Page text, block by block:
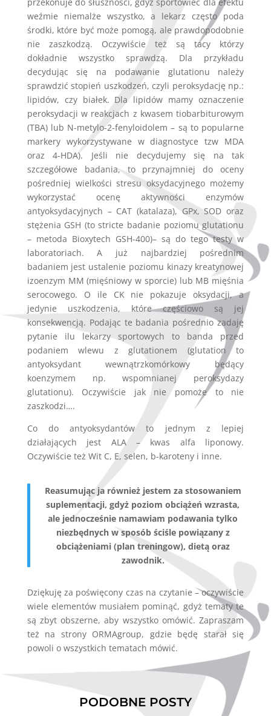
weźmie niemalże wszystko, a lekarz często poda
środki, które być może pomogą, ale prawdopodobnie
nie zaszkodzą. Oczywiście też są tacy którzy
dokładnie wszystko sprawdzą. Dla przykładu
decydując się na podawanie glutationu należy
sprawdzić stopień uszkodzeń, czyli peroksydację np.:
lipidów, czy białek. Dla lipidów mamy oznaczenie
peroksydacji w reakcjach z kwasem tiobarbiturowym
(TBA) lub N-metylo-2-fenyloidolem – są to popularne
markery wykorzystywane w diagnostyce tzw MDA
oraz 4-HDA). Jeśli nie decydujemy się na tak
szczegółowe badania, to przynajmniej do oceny
pośredniej wielkości stresu oksydacyjnego możemy
wykorzystać ocenę aktywności enzymów
antyoksydacyjnych – CAT (katalaza), GPx, SOD oraz
stężenia GSH (to stricte badanie poziomu glutationu
– metoda Bioxytech GSH-400)– są do tego testy w
laboratoriach. A już najbardziej pośrednim
badaniem jest ustalenie poziomu kinazy kreatynowej
izoenzym MM (mięśniowy w sporcie) lub MB mięśnia
serocowego. O ile CK nie pokazuje oksydacji, a
jedynie uszkodzenia, które częściowo są jej
konsekwencją. Podając te badania pośrednio zadaję
pytanie ilu lekarzy sportowych to banda przed
podaniem wlewu z glutationem (glutation to
antyoksydant wewnątrzkomórkowy będący
koenzymem np. wspomnianej peroksydazy
glutationu). Oczywiście jak nie pomoże to nie
zaszkodzi….
Co do antyoksydantów to jednym z lepiej
działających jest ALA – kwas alfa liponowy.
Oczywiście też Wit C, E, selen, b-karoteny i inne.
Reasumując ja również jestem za stosowaniem
suplementacji, gdyż poziom obciążeń wzrasta,
ale jednocześnie namawiam podawania tylko
niezbędnych w sposób ściśle powiązany z
obciążeniami (plan treningow), dietą oraz
zawodnik.
Dziękuję za poświęcony czas na czytanie – oczywiście
wiele elementów musiałem pominąć, gdyż tematy te
są zbyt obszerne, aby wszystko omówić. Zapraszam
też na strony ORMAgroup, gdzie będę starał się
powoli o wszystkich tematach mówić.
PODOBNE POSTY